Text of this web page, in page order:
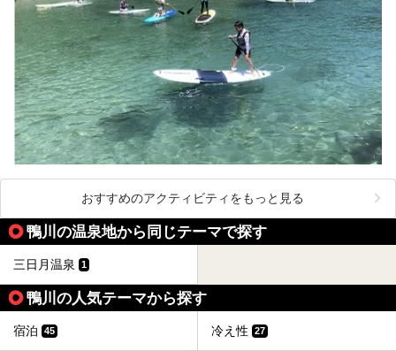
おすすめのアクティビティをもっと見る
鴨川の温泉地から同じテーマで探す
三日月温泉 1
鴨川の人気テーマから探す
宿泊 45 冷え性 27